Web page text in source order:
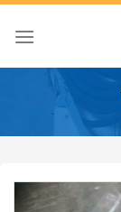
Skip